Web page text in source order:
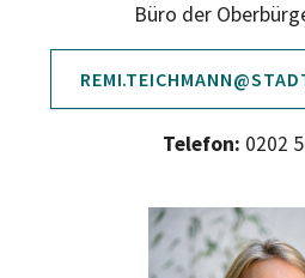
Büro der
Telefon: 0202